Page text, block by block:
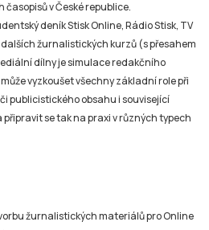
v České republice.
deník Stisk Online, Rádio Stisk, TV
žurnalistických kurzů (s přesahem
dílny je simulace redakčního
vyzkoušet všechny základní role při
publicistického obsahu i související
se tak na praxi v různých typech
žurnalistických materiálů pro Online